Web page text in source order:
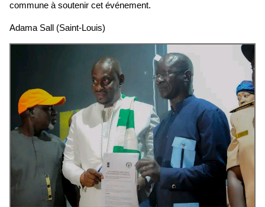
commune à soutenir cet événement.
Adama Sall (Saint-Louis)